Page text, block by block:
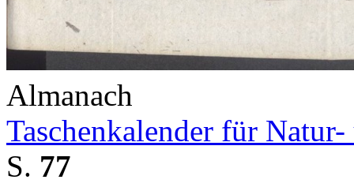
Almanach
Taschenkalender für
S. 77